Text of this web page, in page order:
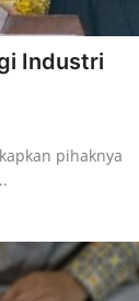
Industri
pihaknya